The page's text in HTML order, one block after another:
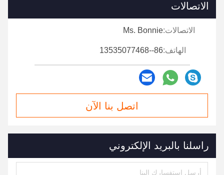
الاتصالات
الاتصالات:Ms. Bonnie
الهاتف:86--13535077468
اتصل بنا الآن
راسلنا بالبريد الإلكتروني